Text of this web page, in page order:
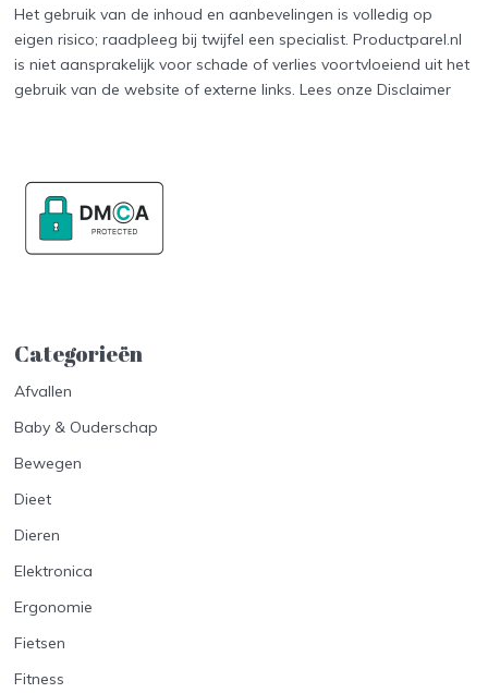
Het gebruik van de inhoud en aanbevelingen is volledig op
eigen risico; raadpleeg bij twijfel een specialist. Productparel.nl
is niet aansprakelijk voor schade of verlies voortvloeiend uit het
gebruik van de website of externe links. Lees onzeDisclaimer
Categorieën
Afvallen
Baby & Ouderschap
Bewegen
Dieet
Dieren
Elektronica
Ergonomie
Fietsen
Fitness